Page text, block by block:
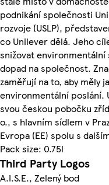
podnikání společnosti
rozvoje (USLP),
co Unilever dělá. Jeho
snižovat
dopad na společnost.
zaměřují na to, aby měly
environmentální poslání.
svou českou pobočku
o., s hlavním sídlem v
Evropa (EE) spolu s
Pack size: 0.75l
Third Party Logos
A.I.S.E., Zelený bod